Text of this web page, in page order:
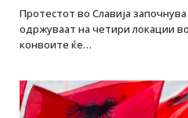
Протестот во Славија
одржуваат на четири локации
конвоите ќе…